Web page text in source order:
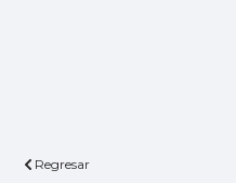
Regresar